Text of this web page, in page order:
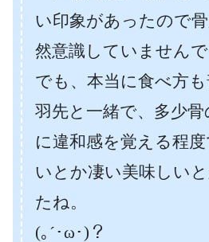
い印象があったので
然意識していませんで
でも、本当に食べ方
羽先と一緒で、多少
に違和感を覚える程
いとか凄い美味しい
たね。
(｡´･ω･)？